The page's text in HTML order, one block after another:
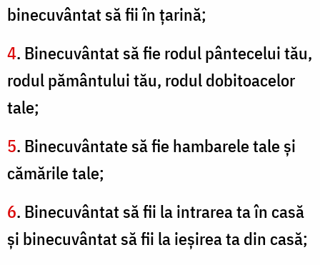
binecuvântat să fii în ţarină;
4. Binecuvântat să fie rodul pântecelui tău,
rodul pământului tău, rodul dobitoacelor
tale;
5. Binecuvântate să fie hambarele tale şi
cămările tale;
6. Binecuvântat să fii la intrarea ta în casă
şi binecuvântat să fii la ieşirea ta din casă;